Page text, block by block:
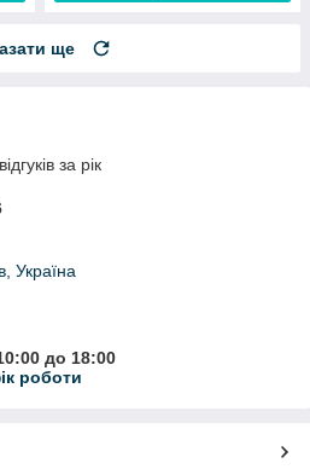
ще
за рік
Україна
до 18:00
роботи